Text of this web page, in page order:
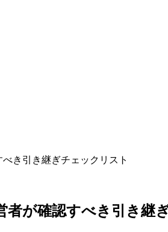
き引き継ぎチェックリスト
者が確認すべき引き継